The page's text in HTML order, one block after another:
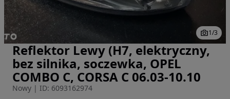
Zdjęcie 1 z 3
1/3
Reflektor Lewy (H7, elektryczny,
bez silnika, soczewka, OPEL
COMBO C, CORSA C 06.03-10.10
Nowy | ID: 6093162974